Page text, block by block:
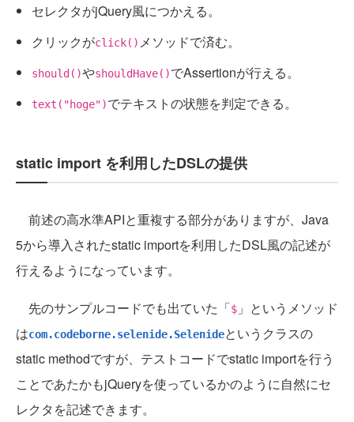
セレクタがjQuery風につかえる。
クリックがclick() メソッドで済む。
should()やshouldHave()でAssertionが行える。
text("hoge")でテキストの状態を判定できる。
static import を利用したDSLの提供
前述の高水準APIと重複する部分がありますが、Java
5から導入されたstatic importを利用したDSL風の記述が
行えるようになっています。
先のサンプルコードでも出ていた「$ 」というメソッド
はcom.codeborne.selenide.Selenideというクラスの
static methodですが、テストコードでstatic importを行う
ことであたかもjQueryを使っているかのように自然にセ
レクタを記述できます。